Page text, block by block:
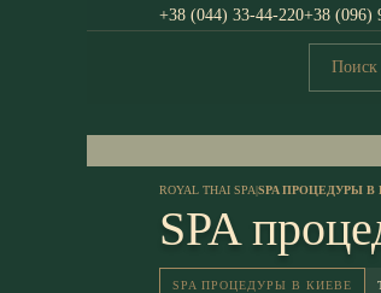
+38 (044) 33-44-220+38 (096)
ROYAL THAI SPA|SPA ПРОЦЕДУРЫ В
SPA
SPA ПРОЦЕДУРЫ В КИЕВЕ